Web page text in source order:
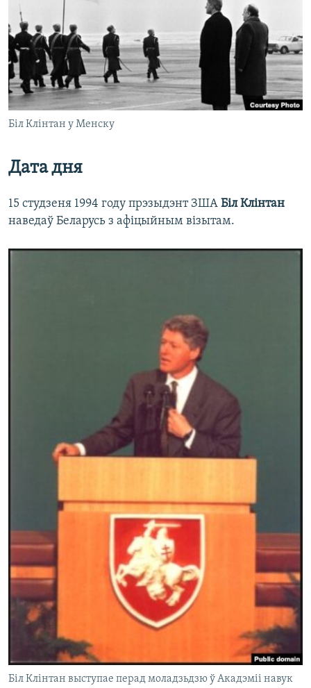
КАЛЯНДАР
НА ХВАЛЯХ СВАБОДЫ
Біл Клінтан у Менску
Дата дня
15 студзеня 1994 году прэзыдэнт ЗША Біл Клінтан
наведаў Беларусь з афіцыйным візытам.
Біл Клінтан выступае перад моладзьдзю ў Акадэміі навук